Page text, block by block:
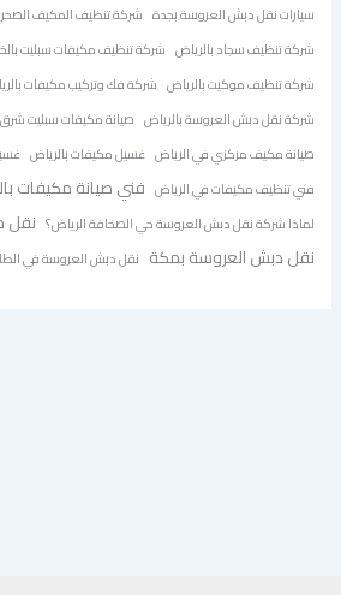
سيارات نقل دبش العروسة بجدة شركة تنظيف المكيف
شركة تنظيف سجاد بالرياض شركة تنظيف مكيفات سبليت
شركة تنظيف موكيت بالرياض شركة فك وتركيب مكيفات
شركة نقل دبش العروسة بالرياض صيانة مكيفات سبليت
صيانة مكيف مركزي في الرياض غسيل مكيفات بالرياض
فني تنظيف مكيفات في الرياض فني صيانة مكيفات
لماذا شركة نقل دبش العروسة حي الصحافة الرياض؟ نقل
نقل دبش العروسة بمكة نقل دبش العروسة في